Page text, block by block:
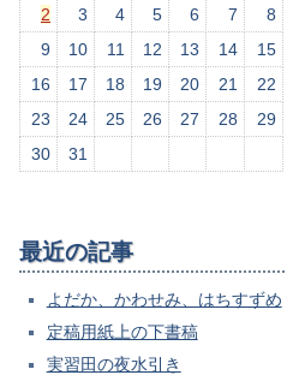
2 3 4 5 6 7
8
9
10 11 12 13 14
15
16
17 18 19 20 21
22
23
24 25 26 27 28
29
30
31
最近の記事
よだか、かわせみ、はちすずめ
定稿用紙上の下書稿
実習田の夜水引き